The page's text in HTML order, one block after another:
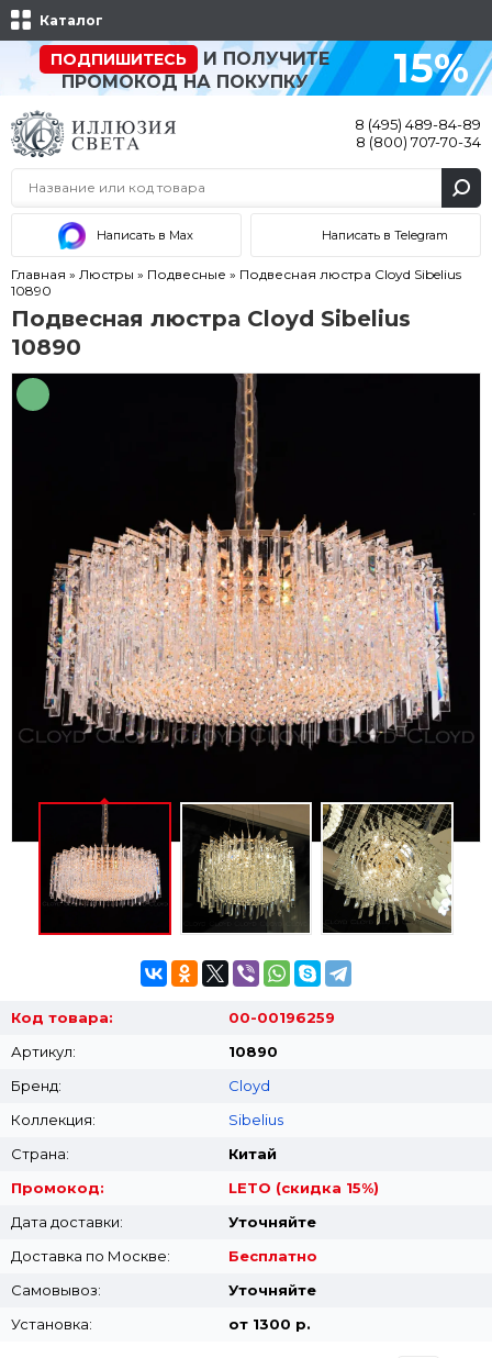
Каталог
ПОДПИШИТЕСЬ
И ПОЛУЧИТЕ
ПРОМОКОД НА ПОКУПКУ
15%
8 (495) 489-84-89
8 (800) 707-70-34
Написать в Max Написать в Telegram
Главная » Люстры » Подвесные » Подвесная люстра Cloyd Sibelius
10890
Подвесная люстра Cloyd Sibelius
10890
Код товара:
00-00196259
Артикул:
10890
Бренд:
Cloyd
Коллекция:
Sibelius
Страна:
Китай
Промокод:
LETO (скидка 15%)
Дата доставки:
Уточняйте
Доставка по Москве:
Бесплатно
Самовывоз:
Уточняйте
Установка:
от 1300 p.